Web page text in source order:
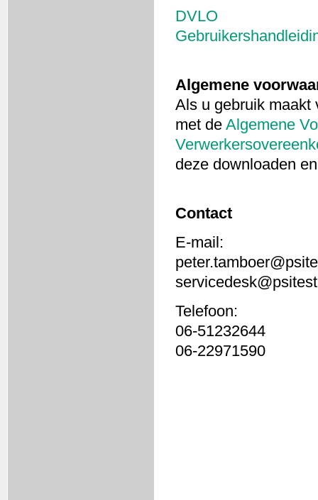
DVLO
Algemene
Als u gebruik maakt
met de Algemene
deze downloaden
Contact
E-mail:
Telefoon:
06-51232644
06-22971590